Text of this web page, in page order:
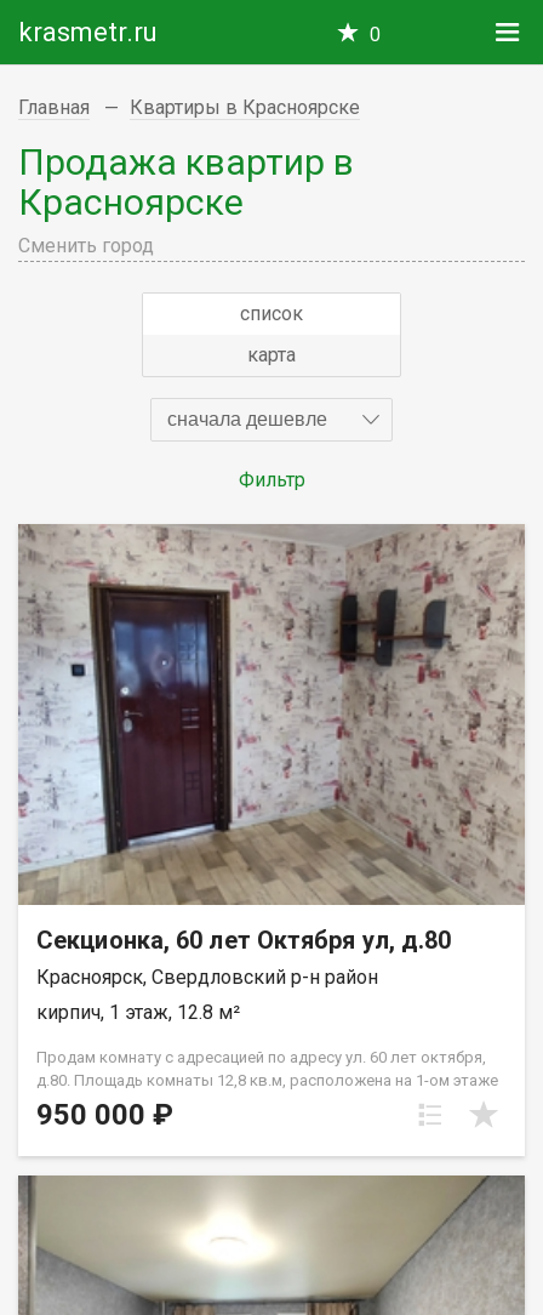
krasmetr.ru 0
Главная Квартиры в Красноярске
Продажа квартир в
Красноярске
Сменить город
список
карта
сначала дешевле
Фильтр
Секционка, 60 лет Октября ул, д.80
Красноярск, Свердловский р-н район
кирпич, 1 этаж, 12.8 м²
Продам комнату с адресацией по адресу ул. 60 лет октября,
д.80. Площадь комнаты 12,8 кв.м, расположена на 1-ом этаже
трёхэтажного кирпичного дома. В квартире всего шесть
комнат, общая кухня и раздельный санузел. Комната в
дверь. Район с развитой инфраструктурой, рядом магазины,
школа, остановки общественного транспорта. Комната без
обременений и долгов, один взрослый собственник, чистая
продажа, цена 950 т.р.
950 000 ₽